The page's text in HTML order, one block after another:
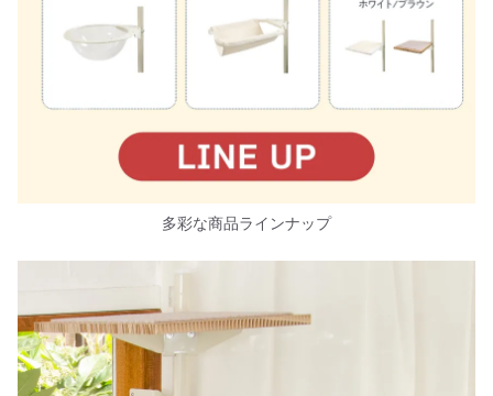
多彩な商品ラインナップ